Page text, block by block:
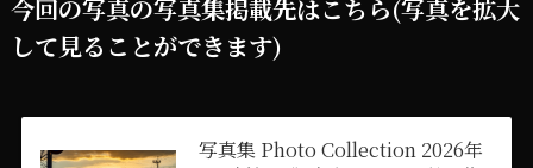
今回の写真の写真集掲載先はこちら(写真を拡大
して見ることができます)
写真集 Photo Collection 2026年